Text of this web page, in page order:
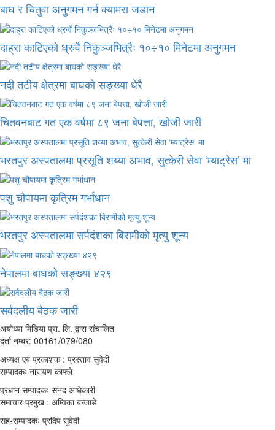
बाघ र चितुवा अनुगमन गर्न क्यामरा जडान
दाह्रा काटिएको ध्रुर्वे निकुञ्जभित्रैः १०÷१० मिनेटमा अनुगमन
नदी तटीय क्षेत्रमा बाघको सङ्ख्या धेरै
चितवनबाट गत एक वर्षमा ८९ जना बेपत्ता, खोजी जारी
भरतपुर अस्पतालमा प्रसूति शय्या अभाव, सुत्केरी सेवा ‘म्याट्रेस’ मा
पशु चौपायमा कृत्रिम गर्भाधान
भरतपुर अस्पतालमा सर्पदंशका बिरामीको मृत्यु शून्य
नेपालमा बाघको सङ्ख्या ४२९
सर्वदलीय बैठक जारी
अयोध्या मिडिया प्रा. लि. द्वारा संचालित
दर्ता नम्बर: 00161/079/080
अध्यक्ष एबं प्रकाशक : प्रस्ताव सुवेदी
सम्पादकः नारायण काफ्ले
प्रधान सम्पादकः सनद अधिकारी
समाचार प्रमुख : अम्विका बन्जाडे
सह-सम्पादकः प्रदिप सुवेदी